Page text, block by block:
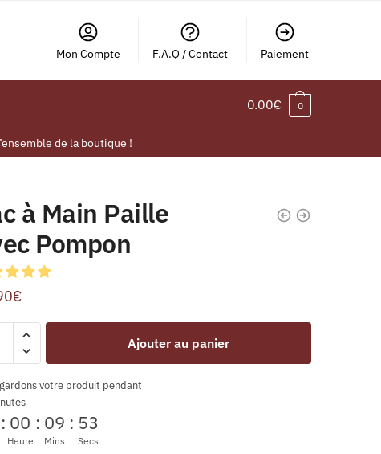
Mon Compte F.A.Q / Contact Paiement
0.00€ 0
de la boutique !
à Main Paille
Pompon
€
Ajouter au panier
votre produit pendant
: 00
Heure
: 09
Mins
: 52
Secs